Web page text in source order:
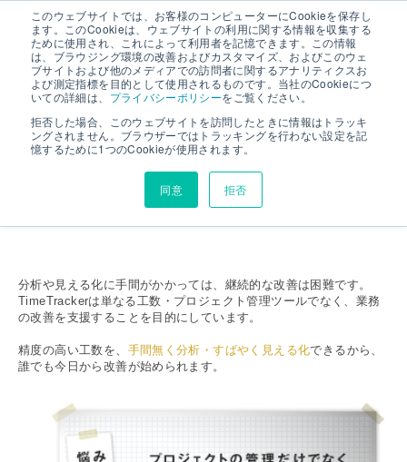
このウェブサイトでは、お客様のコンピューターにCookieを保存し
ます。このCookieは、ウェブサイトの利用に関する情報を収集する
ために使用され、これによって利用者を記憶できます。この情報
は、ブラウジング環境の改善およびカスタマイズ、およびこのウェ
ブサイトおよび他のメディアでの訪問者に関するアナリティクスお
よび測定指標を目的として使用されるものです。当社のCookieにつ
いての詳細は、 プライバシーポリシーをご覧ください。
拒否した場合、このウェブサイトを訪問したときに情報はトラッキ
ングされません。ブラウザーではトラッキングを行わない設定を記
憶するために1つのCookieが使用されます。
同意 拒否
工数で業務のムダや改善点を見える化したい
工数によるムリ・ムダ・ムラが手間無くすぐに見
業務改善を支援する TimeTracker ならではの発想
分析や見える化に手間がかかっては、継続的な改善は困難です。
TimeTrackerは単なる工数・プロジェクト管理ツールでなく、業務
の改善を支援することを目的にしています。
精度の高い工数を、 手間無く分析・すばやく見える化できるから、
誰でも今日から改善が始められます。